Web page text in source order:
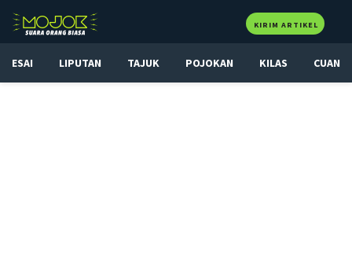
KIRIM ARTIKEL
ESAI LIPUTAN TAJUK POJOKAN KILAS CUAN